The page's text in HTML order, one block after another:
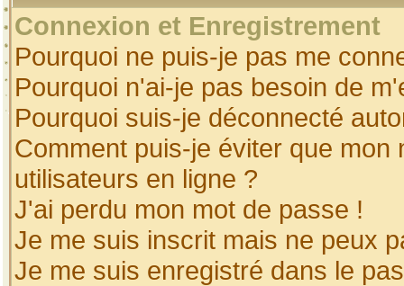
Connexion et Enregistrement
Pourquoi ne puis-je pas me
Pourquoi n'ai-je pas besoin de
Pourquoi suis-je déconnecté
Comment puis-je éviter que
utilisateurs en ligne ?
J'ai perdu mon mot de passe !
Je me suis inscrit mais ne peux
Je me suis enregistré dans le